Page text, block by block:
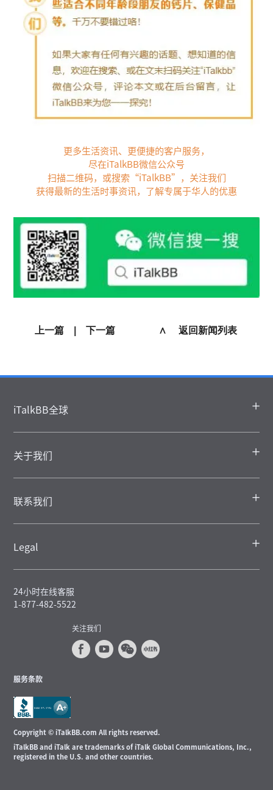
更多生活资讯、更便捷的客户服务，
尽在iTalkBB微信公众号
扫描二维码，或搜索“iTalkBB”，关注我们
获得最新的生活时事资讯，了解专属于华人的优惠
上一篇 |下一篇 ∧ 返回新闻列表
iTalkBB全球
关于我们
联系我们
Legal
24小时在线客服
1-877-482-5522
关注我们
服务条款
Copyright © iTalkBB.com All rights reserved.
iTalkBB and iTalk are trademarks of iTalk Global Communications, Inc.,
registered in the U.S. and other countries.